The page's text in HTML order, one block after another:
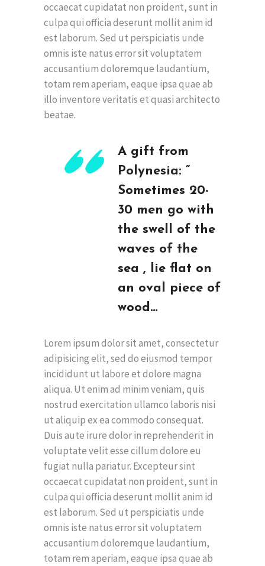
occaecat cupidatat non proident, sunt in
culpa qui officia deserunt mollit anim id
est laborum. Sed ut perspiciatis unde
omnis iste natus error sit voluptatem
accusantium doloremque laudantium,
totam rem aperiam, eaque ipsa quae ab
illo inventore veritatis et quasi architecto
beatae.
A gift from
Polynesia: ”
Sometimes 20-
30 men go with
the swell of the
waves of the
sea , lie flat on
an oval piece of
wood…
Lorem ipsum dolor sit amet, consectetur
adipisicing elit, sed do eiusmod tempor
incididunt ut labore et dolore magna
aliqua. Ut enim ad minim veniam, quis
nostrud exercitation ullamco laboris nisi
ut aliquip ex ea commodo consequat.
Duis aute irure dolor in reprehenderit in
voluptate velit esse cillum dolore eu
fugiat nulla pariatur. Excepteur sint
occaecat cupidatat non proident, sunt in
culpa qui officia deserunt mollit anim id
est laborum. Sed ut perspiciatis unde
omnis iste natus error sit voluptatem
accusantium doloremque laudantium,
totam rem aperiam, eaque ipsa quae ab